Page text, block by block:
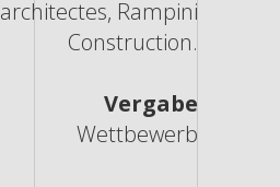
architectes, Rampini
Construction.
Vergabe
Wettbewerb